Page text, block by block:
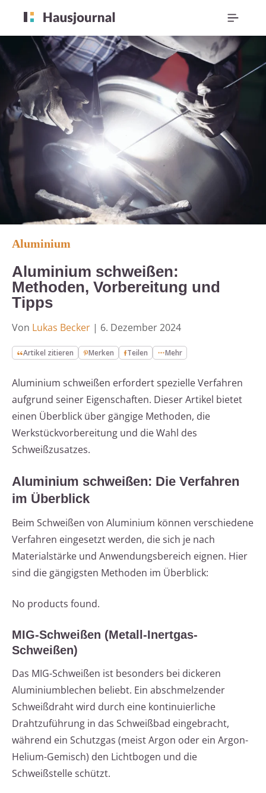
Aluminium
Aluminium schweißen:
Methoden, Vorbereitung und
Tipps
Von Lukas Becker | 6. Dezember 2024
Artikel zitieren Merken Teilen Mehr
Aluminium schweißen erfordert spezielle Verfahren
aufgrund seiner Eigenschaften. Dieser Artikel bietet
einen Überblick über gängige Methoden, die
Werkstückvorbereitung und die Wahl des
Schweißzusatzes.
Aluminium schweißen: Die Verfahren
im Überblick
Beim Schweißen von Aluminium können verschiedene
Verfahren eingesetzt werden, die sich je nach
Materialstärke und Anwendungsbereich eignen. Hier
sind die gängigsten Methoden im Überblick:
No products found.
MIG-Schweißen (Metall-Inertgas-
Schweißen)
Das MIG-Schweißen ist besonders bei dickeren
Aluminiumblechen beliebt. Ein abschmelzender
Schweißdraht wird durch eine kontinuierliche
Drahtzuführung in das Schweißbad eingebracht,
während ein Schutzgas (meist Argon oder ein Argon-
Helium-Gemisch) den Lichtbogen und die
Schweißstelle schützt.